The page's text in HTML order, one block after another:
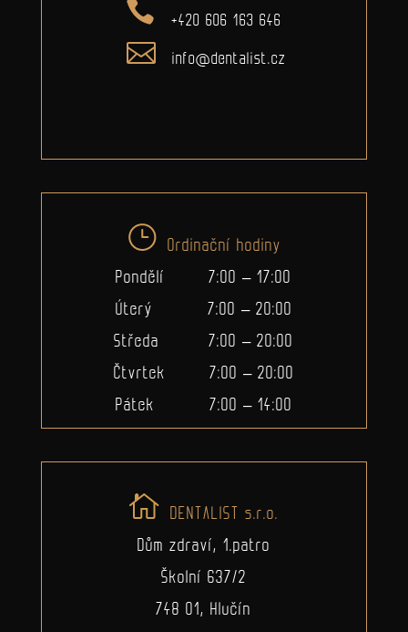
+420 606 163 646
info@dentalist.cz
Ordinační hodiny
Pondělí 7:00 – 17:00
Úterý 7:00 – 20:00
Středa 7:00 – 20:00
Čtvrtek 7:00 – 20:00
Pátek 7:00 – 14:00
DENTALIST s.r.o.
Dům zdraví, 1.patro
Školní 637/2
748 01, Hlučín